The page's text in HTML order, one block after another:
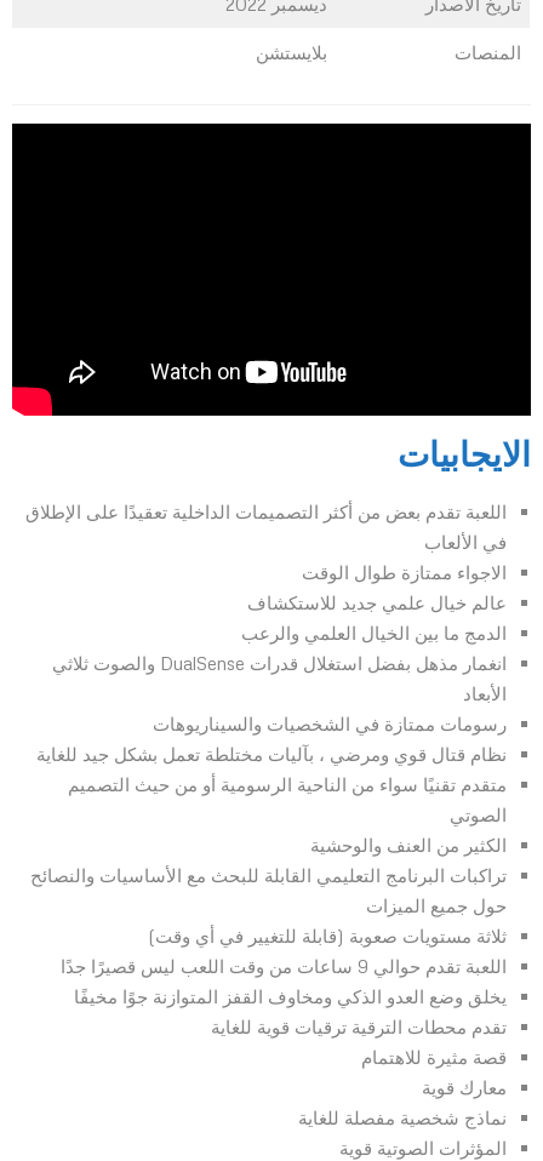
المنصات بلايستشن
الايجابيات
اللعبة تقدم بعض من أكثر التصميمات الداخلية تعقيدًا على الإطلاق
في الألعاب
الاجواء ممتازة طوال الوقت
عالم خيال علمي جديد للاستكشاف
الدمج ما بين الخيال العلمي والرعب
انغمار مذهل بفضل استغلال قدرات DualSense والصوت ثلاثي
الأبعاد
رسومات ممتازة في الشخصيات والسيناريوهات
نظام قتال قوي ومرضي ، بآليات مختلطة تعمل بشكل جيد للغاية
متقدم تقنيًا سواء من الناحية الرسومية أو من حيث التصميم
الصوتي
الكثير من العنف والوحشية
تراكبات البرنامج التعليمي القابلة للبحث مع الأساسيات والنصائح
حول جميع الميزات
ثلاثة مستويات صعوبة (قابلة للتغيير في أي وقت)
اللعبة تقدم حوالي 9 ساعات من وقت اللعب ليس قصيرًا جدًا
يخلق وضع العدو الذكي ومخاوف القفز المتوازنة جوًا مخيفًا
تقدم محطات الترقية ترقيات قوية للغاية
قصة مثيرة للاهتمام
معارك قوية
نماذج شخصية مفصلة للغاية
المؤثرات الصوتية قوية